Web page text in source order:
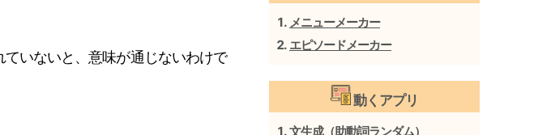
いないと、意味が通じないわけで
メニューメーカー
エピソードメーカー
動くアプリ
文生成（助動詞ランダム）